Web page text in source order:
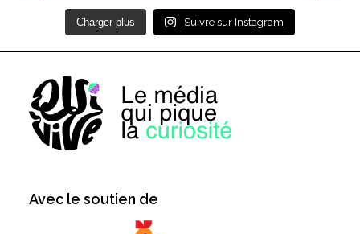
Charger plus Suivre sur Instagram
Avec le soutien de